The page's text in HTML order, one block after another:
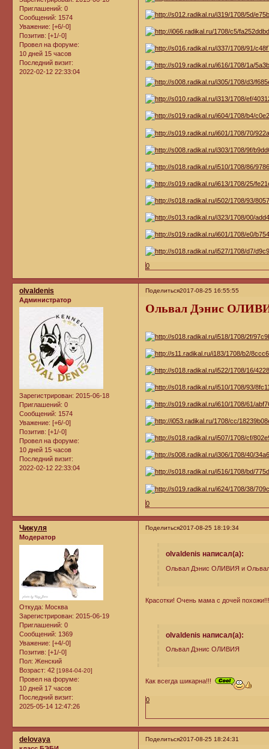
Приглашений: 0
Сообщений: 1574
Уважение: [+6/-0]
Позитив: [+1/-0]
Провел на форуме:
10 дней 15 часов
Последний визит:
2022-02-12 22:33:04
0
Поделиться2017-08-25 16:55:55
olvaldenis
Администратор
Зарегистрирован: 2015-06-18
Приглашений: 0
Сообщений: 1574
Уважение: [+6/-0]
Позитив: [+1/-0]
Провел на форуме:
10 дней 15 часов
Последний визит:
2022-02-12 22:33:04
Ольвал Дэнис
0
Поделиться2017-08-25 18:19:34
Чижуля
Модератор
Откуда: Москва
Зарегистрирован: 2015-06-19
Приглашений: 0
Сообщений: 1369
Уважение: [+4/-0]
Позитив: [+1/-0]
Пол: Женский
Возраст: 42 [1984-04-20]
Провел на форуме:
10 дней 17 часов
Последний визит:
2025-05-14 12:47:26
olvaldenis написал(а):
Ольвал Дэнис ОЛИВИЯ и
Красотки! Очень мама с дочей
olvaldenis написал(а):
Ольвал Дэнис ОЛИВИЯ
Как всегда шикарна!!!
0
Поделиться2017-08-25 18:24:31
delovaya